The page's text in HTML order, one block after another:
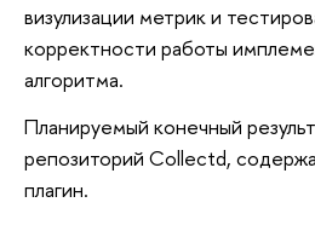
визулизации метрик и
корректности работы
алгоритма.
Планируемый конечный
репозиторий Collectd,
плагин.